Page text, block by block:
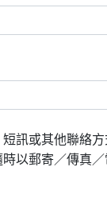
訊或其他聯絡
以郵寄／傳真